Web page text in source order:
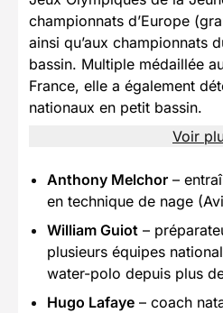
championnats d’Europe
ainsi qu’aux championnats
bassin. Multiple médaillée
France, elle a également
nationaux en petit bassin.
Voir
Anthony Melchor –
en technique de nage
William Guiot –
plusieurs équipes
water-polo depuis plus
Hugo Lafaye – coach